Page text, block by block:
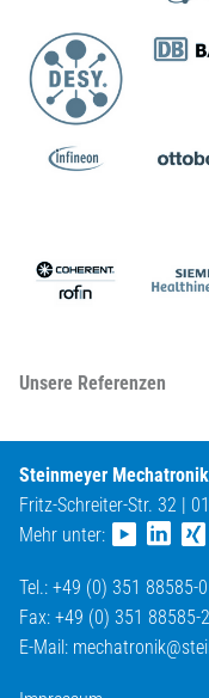
Unsere Referenzen
Steinmeyer
Fritz-Schreiter-Str. 32 |
Mehr unter:
Tel.: +49 (0) 351 88585-0
Fax: +49 (0) 351 88585-
E-Mail: mechatronik@